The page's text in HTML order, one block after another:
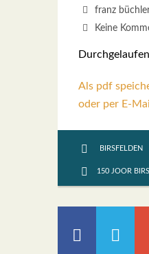
franz
Keine
Als pdf
oder per E-
BIRSFELDEN
150 JOOR